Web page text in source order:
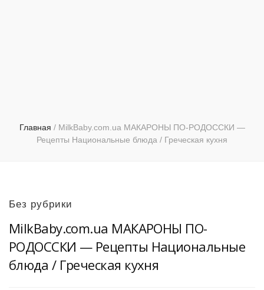
Главная / MilkBaby.com.ua МАКАРОНЫ ПО-РОДОССКИ —
Рецепты Национальные блюда / Греческая кухня
Без рубрики
MilkBaby.com.ua МАКАРОНЫ ПО-
РОДОССКИ — Рецепты Национальные
блюда / Греческая кухня